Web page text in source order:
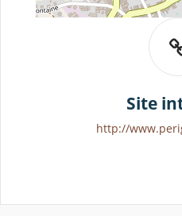
Site
http://